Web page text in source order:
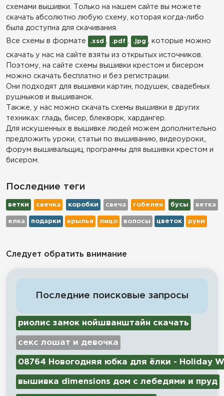
схемами вышивки. Только на нашем сайте вы можете
скачать абсолютно любую схему, которая когда-либо
была доступна для скачивания.
Все схемы в формате
.xsd .pdf .jpg , которые можно
скачать у нас на сайте взяты из открытых источников.
Поэтому, на сайте схемы вышивки крестом и бисером
можно скачать бесплатно и без регистрации.
Они подходят для вышивки картин, подушек, свадебных
рушныков и вышиванок.
Также, у нас можно скачать схемы вышивки в других
техниках: гладь, бисер, блекворк, хардангер.
Для искушенных в вышивке людей можем дополнительно
предложить уроки, статьи по вышиванию, видеоуроки,,
форум вышивальщиц, программы для вышивки крестом и
бисером.
Последние теги
ветки свечка коробки свеча гобелен бусы ветка
елка подарки крылья лицо волосы цветок руки
Следует обратить внимание
Последние поисковые запросы
риолис замок нойшванштайн скачать
секс лошат и девочка
08764 Новогодняя юбка для ёлки - Holiday
вышивка dimensions дом с лебедями и пруд